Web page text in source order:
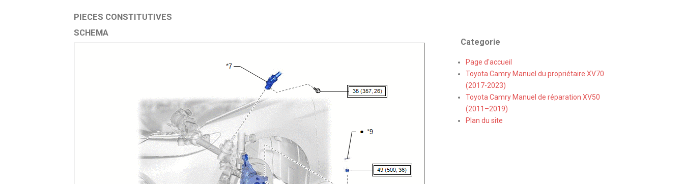
PIECES CONSTITUTIVES
SCHEMA
Categorie
Page d'accueil
Toyota Camry Manuel du propriétaire XV70
(2017-2023)
Toyota Camry Manuel de réparation XV50
(2011–2019)
Plan du site